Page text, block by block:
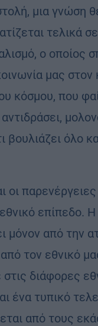
μια γνώση
τελικά
ο οποίος
μας
κόσμου, που
βουλιάζει όλο
οι
επίπεδο.
μόνον από την
τον εθνικό
διάφορες
ένα τυπικό
από τους